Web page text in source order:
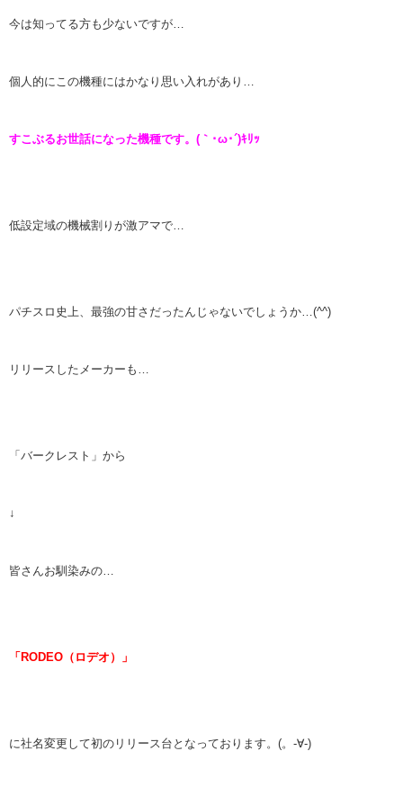
今は知ってる方も少ないですが…
個人的にこの機種にはかなり思い入れがあり…
すこぶるお世話になった機種です。(｀･ω･´)ｷﾘｯ
低設定域の機械割りが激アマで…
パチスロ史上、最強の甘さだったんじゃないでしょうか…(^^)
リリースしたメーカーも…
「バークレスト」から
↓
皆さんお馴染みの…
「RODEO（ロデオ）」
に社名変更して初のリリース台となっております。(。-∀-)